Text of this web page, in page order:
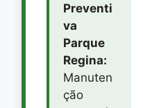
Preventi
va
Parque
Regina:
Manuten
ção